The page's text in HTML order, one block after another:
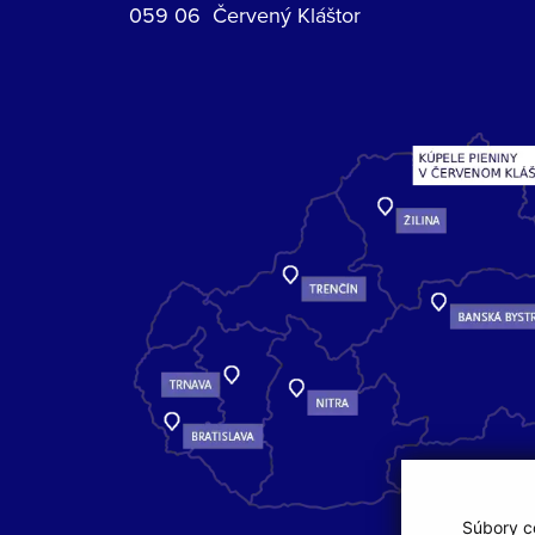
Súbory
059 06 Červený Kláštor